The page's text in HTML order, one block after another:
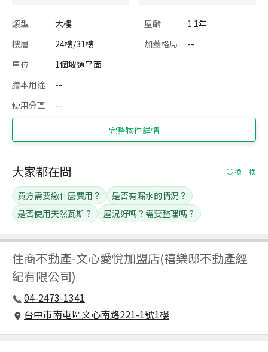
類型 大樓 屋齡
1.1年
樓層
24樓/31樓 加蓋格局
--
車位
1個坡道平面
謄本用途
--
使用分區
--
完整物件詳情
住商不動產-文心愛悅加盟店(禧樂邸不動產經
紀有限公司)
04-2473-1341
台中市南屯區文心南路221-1號1樓
大家都在問 換一換
買方需要繳什麼費用？
是否有漏水的情況？
是否使用天然瓦斯？
屋況好嗎？需要整理嗎？